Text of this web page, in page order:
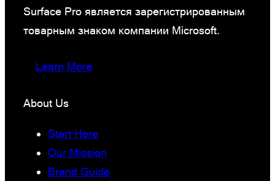
Surface Pro является зарегистрированным
товарным знаком компании Microsoft.
Learn More
About Us
Start Here
Our Mission
Brand Guide